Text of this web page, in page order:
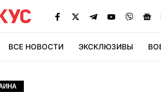
ВСЕ НОВОСТИ ЭКСКЛЮЗИВЫ